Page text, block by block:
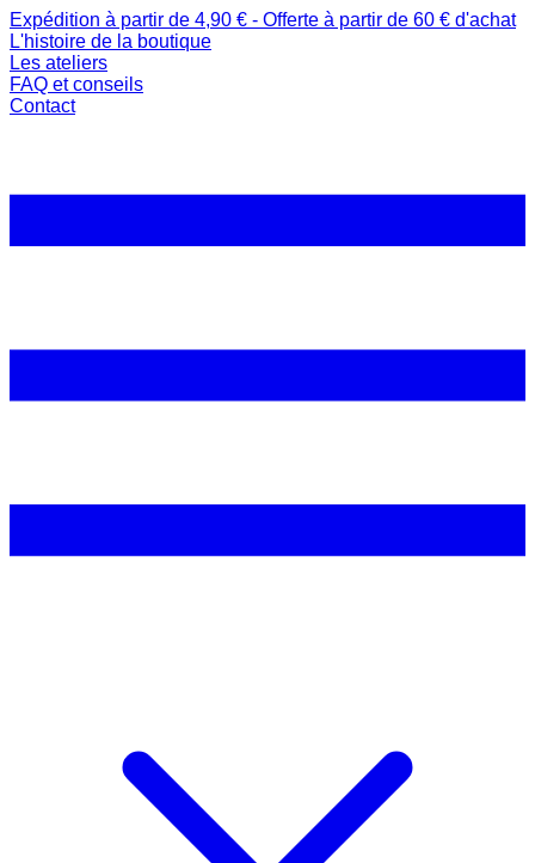
Expédition à partir de 4,90 € - Offerte à partir de 60 € d'achat
L'histoire de la boutique
Les ateliers
FAQ et conseils
Contact